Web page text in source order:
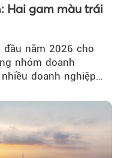
Hai gam màu trái
năm 2026 cho
nhóm doanh
doanh nghiệp